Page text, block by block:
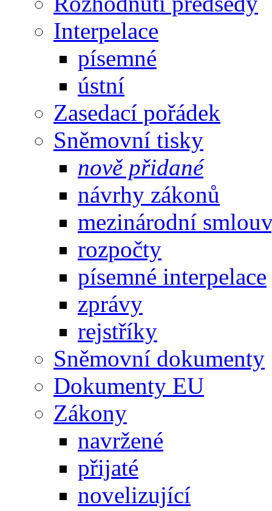
Interpelace
písemné
ústní
Zasedací pořádek
Sněmovní tisky
nově přidané
návrhy zákonů
mezinárodní
rozpočty
písemné interpelace
zprávy
rejstříky
Sněmovní dokumenty
Dokumenty EU
Zákony
navržené
přijaté
novelizující